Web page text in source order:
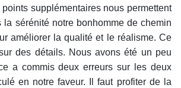
supplémentaires nous permettent
la sérénité notre bonhomme de chemin
améliorer la qualité et le réalisme. Ce
des détails. Nous avons été un peu
a commis deux erreurs sur les deux
en notre faveur. Il faut profiter de la